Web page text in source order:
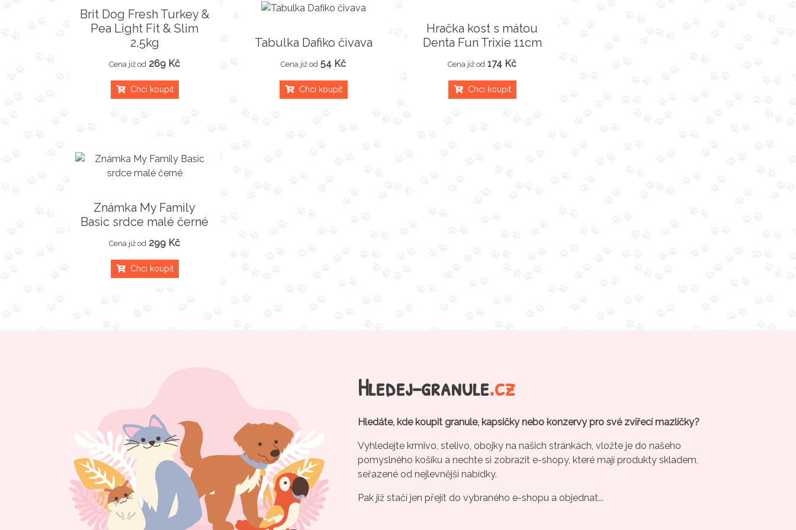
Brit Dog Fresh Turkey &
Pea Light Fit & Slim
2,5kg
Cena již od 269 Kč
Chci koupit
Tabulka Dafiko čivava
Cena již od 54 Kč
Chci koupit
Hračka kost s mátou
Denta Fun Trixie 11cm
Cena již od 174 Kč
Chci koupit
Známka My Family
Basic srdce malé černé
Cena již od 299 Kč
Chci koupit
Hledej-granule.cz
Hledáte, kde koupit granule, kapsičky nebo konzervy pro své zvířecí mazlíčky?
Vyhledejte krmivo, stelivo, obojky na našich stránkách, vložte je do našeho
pomyslného košíku a nechte si zobrazit e-shopy, které mají produkty skladem,
seřazené od nejlevnější nabídky.
Pak již stačí jen přejít do vybraného e-shopu a objednat...